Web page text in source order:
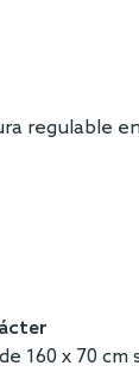
regulable
160 x 70